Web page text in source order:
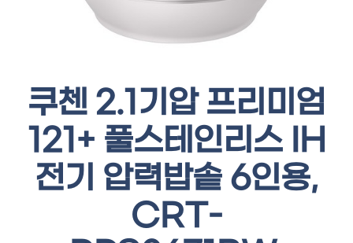
쿠첸 2.1기압 프리미엄
121+ 풀스테인리스 IH
전기 압력밥솥 6인용,
CRT-